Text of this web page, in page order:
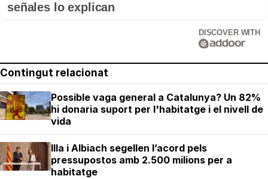
señales lo explican
DISCOVER WITH
Contingut relacionat
Possible vaga general a Catalunya? Un 82%
hi donaria suport per l'habitatge i el nivell de
vida
Illa i Albiach segellen l’acord pels
pressupostos amb 2.500 milions per a
habitatge